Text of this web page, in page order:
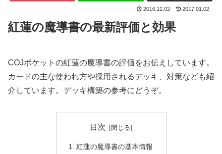
2016.12.02 2017.01.02
紅蓮の魔導書の最新評価と効果
COJポケットの紅蓮の魔導書の評価をお伝えしています。
カードの主な使われ方や採用されるデッキ、対策なども紹
介しています。デッキ構築の参考にどうぞ。
目次
紅蓮の魔導書の基本情報